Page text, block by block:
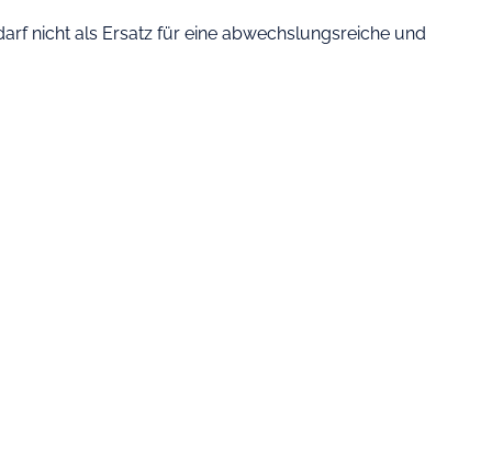
nicht als Ersatz für eine abwechslungsreiche und